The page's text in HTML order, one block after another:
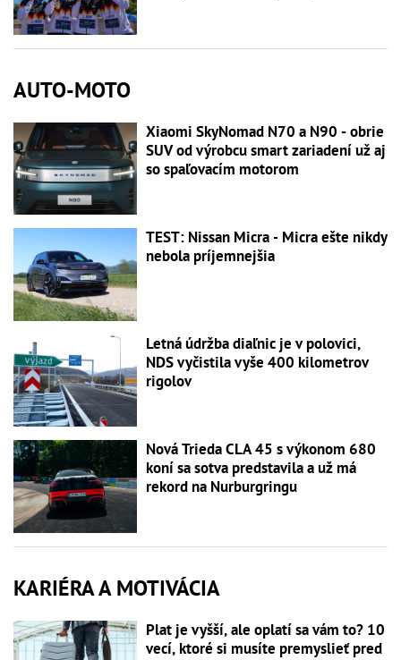
AUTO-MOTO
Xiaomi SkyNomad N70 a N90 - obrie
SUV od výrobcu smart zariadení už aj
so spaľovacím motorom
TEST: Nissan Micra - Micra ešte nikdy
nebola príjemnejšia
Letná údržba diaľnic je v polovici,
NDS vyčistila vyše 400 kilometrov
rigolov
Nová Trieda CLA 45 s výkonom 680
koní sa sotva predstavila a už má
rekord na Nurburgringu
KARIÉRA A MOTIVÁCIA
Plat je vyšší, ale oplatí sa vám to? 10
vecí, ktoré si musíte premyslieť pred